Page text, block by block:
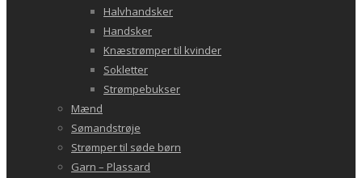
Halvhandsker
Handsker
Knæstrømper til kvinder
Sokletter
Strømpebukser
Mænd
Sømandstrøje
Strømper til søde børn
Garn – Plassard